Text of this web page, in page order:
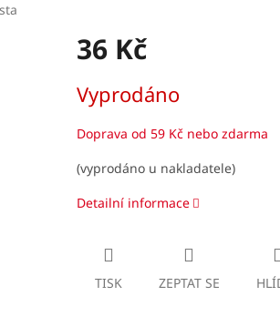
36 Kč
cena:
Vyprodáno
Doprava od 59 Kč nebo zdarma
(vyprodáno u nakladatele)
Detailní informace
TISK ZEPTAT SE